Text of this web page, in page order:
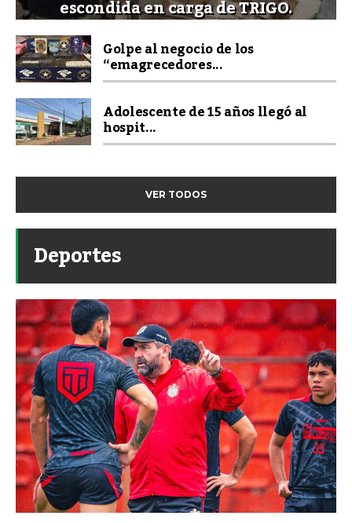
escondida en carga de TRIGO.
Golpe al negocio de los
“emagrecedores...
Adolescente de 15 años llegó al
hospit...
VER TODOS
Deportes